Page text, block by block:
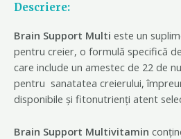
Descriere:
Brain Support Multi este un
pentru creier, o formulă specifică
care include un amestec de 22 de
pentru sanatatea creierului,
disponibile și fitonutrienți atent
Brain Support Multivitamin